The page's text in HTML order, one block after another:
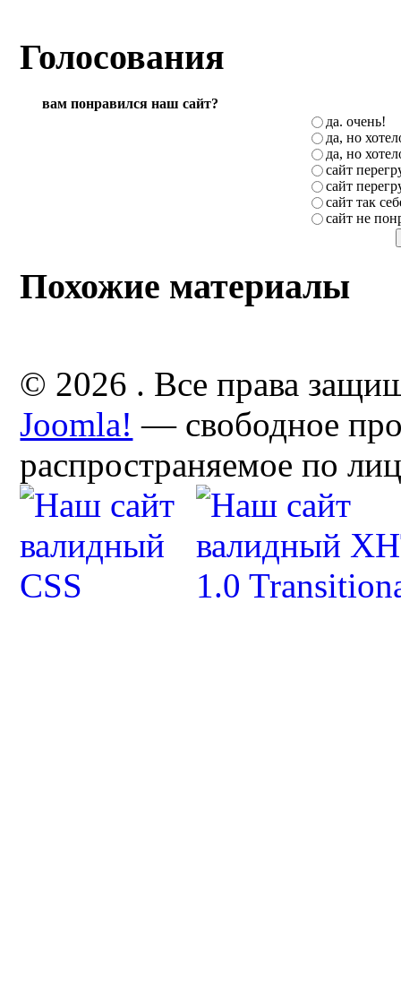
Голосования
вам понравился наш сайт?
да. очень!
да, но
да, но
сайт
сайт
сайт так
сайт не
Похожие материалы
© 2026 . Все права
Joomla! — свободное
распространяемое по